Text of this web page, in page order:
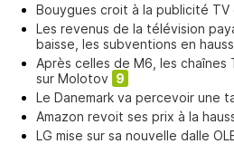
Bouygues croit à la publicité TV
Les revenus de la télévision
baisse, les subventions en
Après celles de M6, les
sur Molotov 9
Le Danemark va percevoir une
Amazon revoit ses prix à la
LG mise sur sa nouvelle dalle